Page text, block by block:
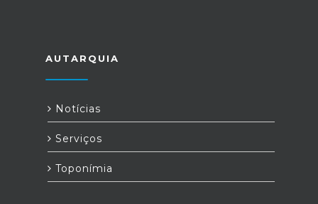
AUTARQUIA
Notícias
Serviços
Toponímia